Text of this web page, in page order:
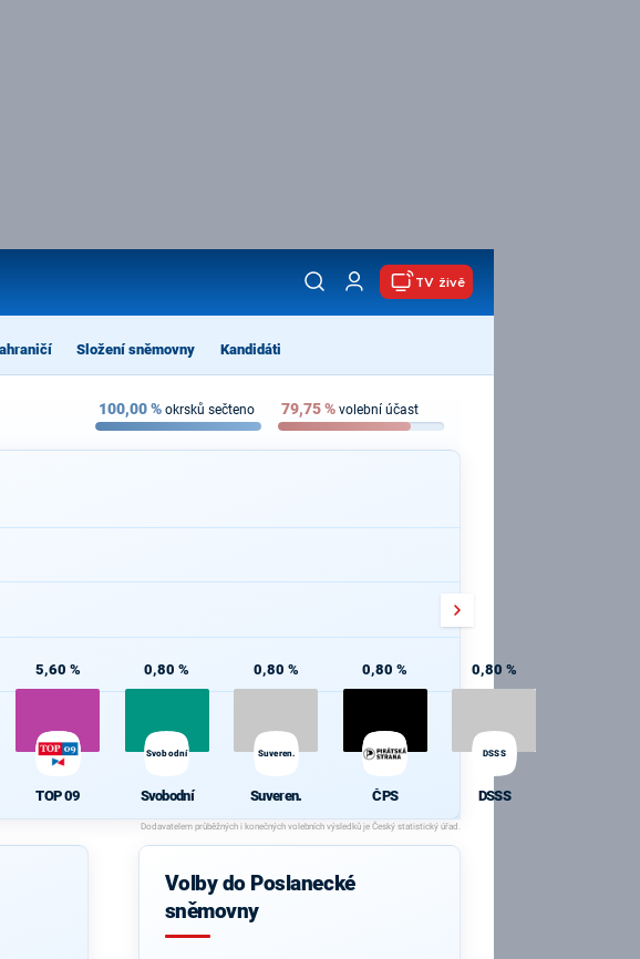
TV živě
Složení sněmovny Kandidáti
100,00% okrsků sečteno 79,75% volební účast
5,60 %
TOP 09
0,80 %
Svobodní
Svobodní
0,80 %
Suveren.
Suveren.
0,80 %
ČPS
0,80 %
DSSS
DSSS
Volby do Poslanecké
sněmovny